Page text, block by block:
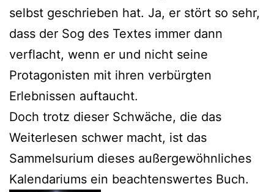
selbst geschrieben hat. Ja, er stört so sehr,
dass der Sog des Textes immer dann
verflacht, wenn er und nicht seine
Protagonisten mit ihren verbürgten
Erlebnissen auftaucht.
Doch trotz dieser Schwäche, die das
Weiterlesen schwer macht, ist das
Sammelsurium dieses außergewöhnliches
Kalendariums ein beachtenswertes Buch.